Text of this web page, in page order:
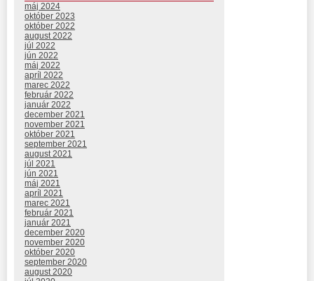
máj 2024
október 2023
október 2022
august 2022
júl 2022
jún 2022
máj 2022
apríl 2022
marec 2022
február 2022
január 2022
december 2021
november 2021
október 2021
september 2021
august 2021
júl 2021
jún 2021
máj 2021
apríl 2021
marec 2021
február 2021
január 2021
december 2020
november 2020
október 2020
september 2020
august 2020